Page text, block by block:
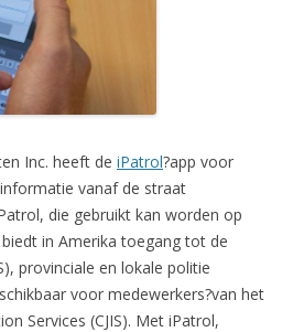
Inc. heeft de iPatrol?app voor
vanaf de straat
die gebruikt kan worden op
in Amerika toegang tot de
provinciale en lokale politie
voor medewerkers?van het
Services (CJIS). Met iPatrol,